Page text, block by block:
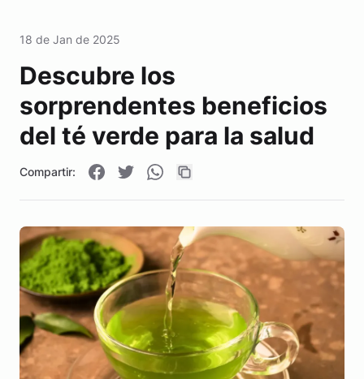
18 de Jan de 2025
Descubre los
sorprendentes beneficios
del té verde para la salud
Compartir: